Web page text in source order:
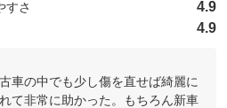
すさ 4.9
4.9
車の中でも少し傷を直せば綺麗に
て非常に助かった。もちろん新車